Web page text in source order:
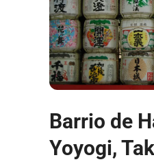
Barrio de
Yoyogi,